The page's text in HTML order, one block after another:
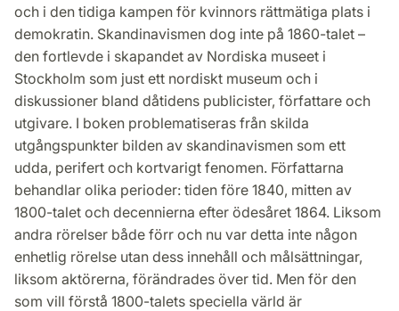
och i den tidiga kampen för kvinnors rättmätiga plats i
demokratin. Skandinavismen dog inte på 1860-talet –
den fortlevde i skapandet av Nordiska museet i
Stockholm som just ett nordiskt museum och i
diskussioner bland dåtidens publicister, författare och
utgivare. I boken problematiseras från skilda
utgångspunkter bilden av skandinavismen som ett
udda, perifert och kortvarigt fenomen. Författarna
behandlar olika perioder: tiden före 1840, mitten av
1800-talet och decennierna efter ödesåret 1864. Liksom
andra rörelser både förr och nu var detta inte någon
enhetlig rörelse utan dess innehåll och målsättningar,
liksom aktörerna, förändrades över tid. Men för den
som vill förstå 1800-talets speciella värld är